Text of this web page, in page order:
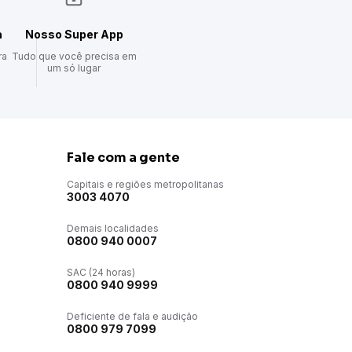
Nosso Super App
Tudo que você precisa em
um só lugar
Fale com a gente
Capitais e regiões metropolitanas
3003 4070
Demais localidades
0800 940 0007
SAC (24 horas)
0800 940 9999
Deficiente de fala e audição
0800 979 7099